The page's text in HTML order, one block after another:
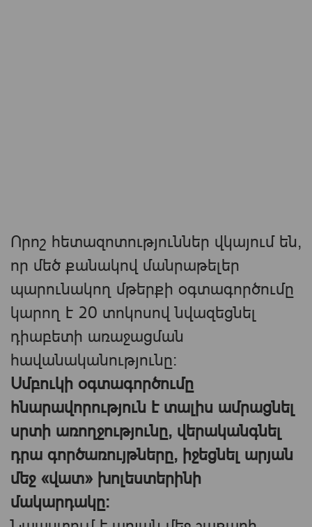
Որոշ հետազոտություններ վկայում են,
որ մեծ քանակով մանրաթելեր
պարունակող մթերքի օգտագործումը
կարող է 20 տոկոսով նվազեցնել
դիաբետի առաջացման
հավանականությունը։
Սմբուկի օգտագործումը
հնարավորություն է տալիս ամրացնել
սրտի առողջությունը, վերականգնել
դրա գործառույթները, իջեցնել արյան
մեջ «վատ» խոլեստերինի
մակարդակը: